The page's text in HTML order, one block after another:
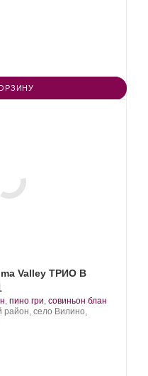
Valley ТРИО В
, пино гри, совиньон блан.
район, село Вилино,